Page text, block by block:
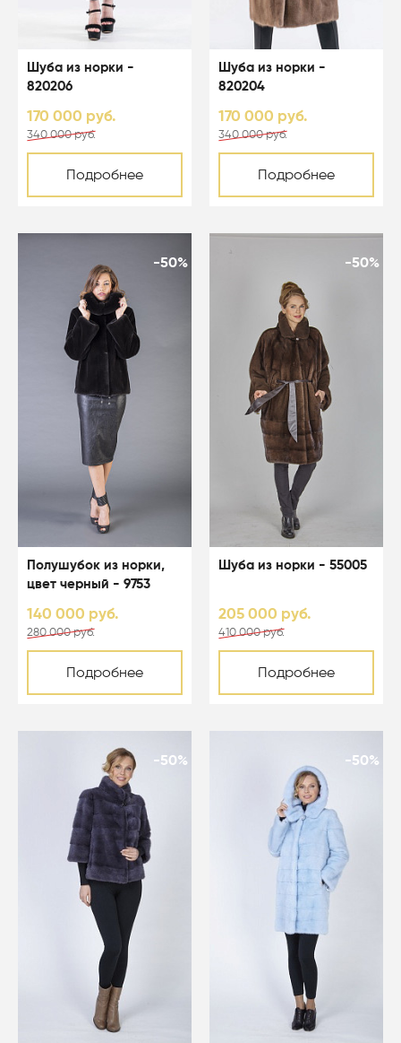
Шуба из норки -
820206
170 000 руб.
340 000 руб.
Подробнее
Шуба из норки -
820204
170 000 руб.
340 000 руб.
Подробнее
-50%
Полушубок из норки,
цвет черный - 9753
140 000 руб.
280 000 руб.
Подробнее
-50%
Шуба из норки - 55005
205 000 руб.
410 000 руб.
Подробнее
-50% -50%